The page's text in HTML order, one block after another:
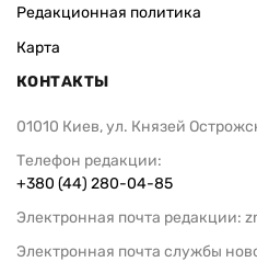
Редакционная политика
Карта
КОНТАКТЫ
01010 Киев, ул. Князей
Телефон редакции:
+380 (44) 280-04-85
Электронная почта редакции:
Электронная почта службы